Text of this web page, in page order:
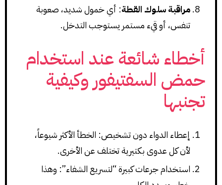
مراقبة سلوك القطة: أي خمول شديد، صعوبة
تنفس، أو قيء مستمر يستوجب التدخل.
أخطاء شائعة عند استخدام
حمض السفتيفور وكيفية
تجنبها
إعطاء الدواء دون تشخيص: الخطأ الأكثر شيوعاً،
لأن كل عدوى بكتيرية تختلف عن الأخرى.
استخدام جرعات كبيرة “لتسريع الشفاء”: وهذا